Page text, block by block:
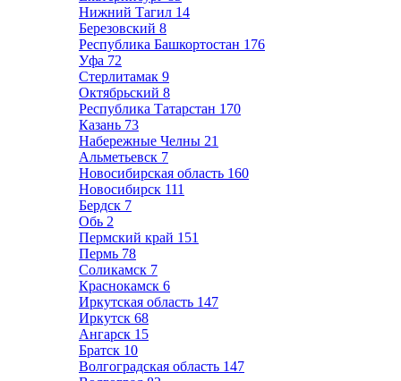
Нижний Тагил 14
Березовский 8
Республика Башкортостан 176
Уфа 72
Стерлитамак 9
Октябрьский 8
Республика Татарстан 170
Казань 73
Набережные Челны 21
Альметьевск 7
Новосибирская область 160
Новосибирск 111
Бердск 7
Обь 2
Пермский край 151
Пермь 78
Соликамск 7
Краснокамск 6
Иркутская область 147
Иркутск 68
Ангарск 15
Братск 10
Волгоградская область 147